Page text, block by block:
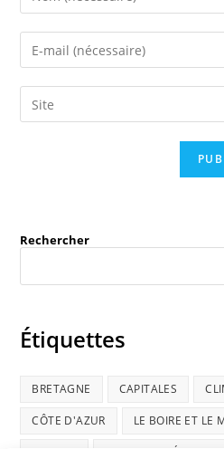
Rechercher
Étiquettes
BRETAGNE CAPITALES
CÔTE D'AZUR LE BOIRE ET LE